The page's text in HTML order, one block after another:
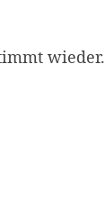
wieder.